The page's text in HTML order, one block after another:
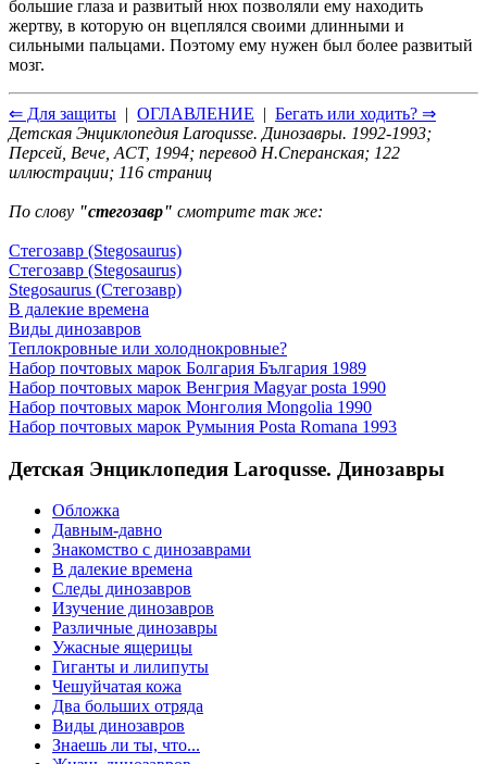
большие глаза и развитый нюх позволяли ему находить
жертву, в которую он вцеплялся своими длинными и
сильными пальцами. Поэтому ему нужен был более развитый
мозг.
⇐ Для защиты | ОГЛАВЛЕНИЕ | Бегать или ходить? ⇒
Детская Энциклопедия Laroqusse. Динозавры. 1992-1993;
Персей, Вече, ACT, 1994; перевод Н.Сперанская; 122
иллюстрации; 116 страниц
По слову "стегозавр" смотрите так же:
Стегозавр (Stegosaurus)
Стегозавр (Stegosaurus)
Stegosaurus (Стегозавр)
В далекие времена
Виды динозавров
Теплокровные или холоднокровные?
Набор почтовых марок Болгария България 1989
Набор почтовых марок Венгрия Magyar posta 1990
Набор почтовых марок Монголия Mongolia 1990
Набор почтовых марок Румыния Posta Romana 1993
Детская Энциклопедия Laroqusse. Динозавры
Обложка
Давным-давно
Знакомство с динозаврами
В далекие времена
Следы динозавров
Изучение динозавров
Различные динозавры
Ужасные ящерицы
Гиганты и лилипуты
Чешуйчатая кожа
Два больших отряда
Виды динозавров
Знаешь ли ты, что...